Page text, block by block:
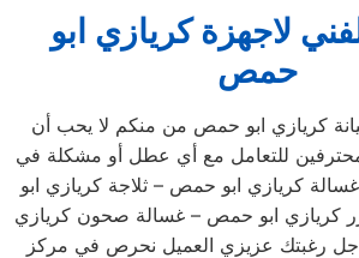
لاجهزة كريازي ابو
حمص
كريازي ابو حمص من منكم لا يحب أن
للتعامل مع أي عطل أو مشكلة في
كريازي ابو حمص – ثلاجة كريازي ابو
كريازي ابو حمص – غسالة صحون كريازي
رغبتك عزيزي العميل نحرص في مركز